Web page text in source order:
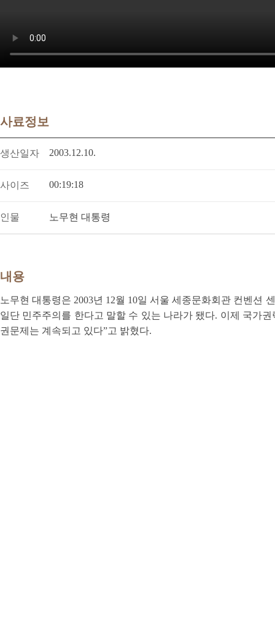
사료정보
생산일자 2003.12.10.
사이즈 00:19:18
인물 노무현 대통령
내용
노무현 대통령은 2003년 12월 10일 서울 세종문화회관 컨벤션
일단 민주주의를 한다고 말할 수 있는 나라가 됐다. 이제 국가
권문제는 계속되고 있다”고 밝혔다.